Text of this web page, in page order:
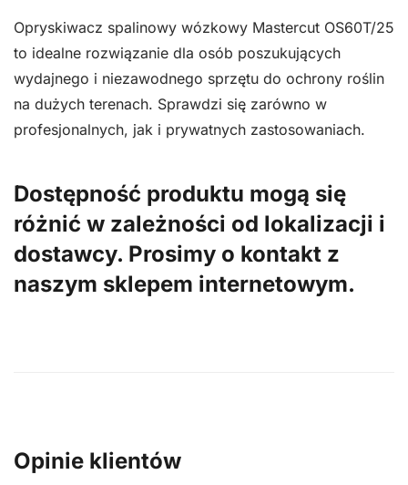
Opryskiwacz spalinowy wózkowy Mastercut OS60T/25
to idealne rozwiązanie dla osób poszukujących
wydajnego i niezawodnego sprzętu do ochrony roślin
na dużych terenach. Sprawdzi się zarówno w
profesjonalnych, jak i prywatnych zastosowaniach.
Dostępność produktu mogą się
różnić w zależności od lokalizacji i
dostawcy. Prosimy o kontakt z
naszym sklepem internetowym.
Opinie klientów